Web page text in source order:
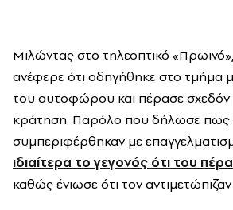
Μιλώντας στο τηλεοπτικό
ανέφερε ότι οδηγήθηκε στο τμήμα
του αυτοφώρου και πέρασε
κράτηση. Παρόλο που δήλωσε πως
συμπεριφέρθηκαν με
ιδιαίτερα το γεγονός ότι του
καθώς ένιωσε ότι τον